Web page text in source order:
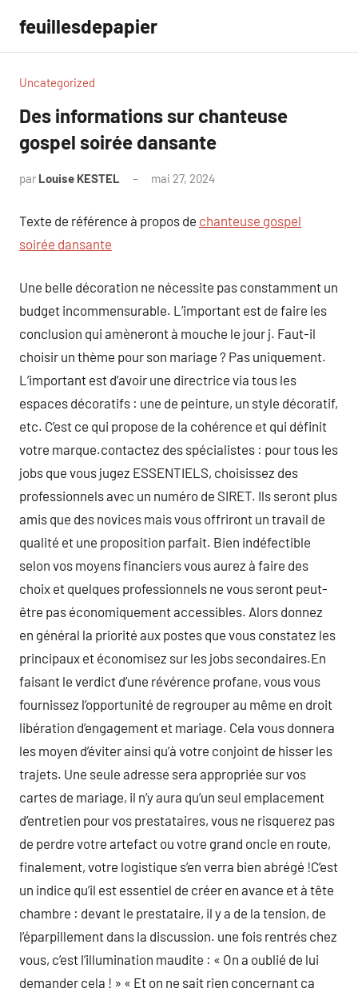
contenu
feuillesdepapier
Uncategorized
Des informations sur chanteuse
gospel soirée dansante
par Louise KESTEL mai 27, 2024
Texte de référence à propos de chanteuse gospel
soirée dansante
Une belle décoration ne nécessite pas constamment un
budget incommensurable. L’important est de faire les
conclusion qui amèneront à mouche le jour j. Faut-il
choisir un thème pour son mariage ? Pas uniquement.
L’important est d’avoir une directrice via tous les
espaces décoratifs : une de peinture, un style décoratif,
etc. C’est ce qui propose de la cohérence et qui définit
votre marque.contactez des spécialistes : pour tous les
jobs que vous jugez ESSENTIELS, choisissez des
professionnels avec un numéro de SIRET. Ils seront plus
amis que des novices mais vous offriront un travail de
qualité et une proposition parfait. Bien indéfectible
selon vos moyens financiers vous aurez à faire des
choix et quelques professionnels ne vous seront peut-
être pas économiquement accessibles. Alors donnez
en général la priorité aux postes que vous constatez les
principaux et économisez sur les jobs secondaires.En
faisant le verdict d’une révérence profane, vous vous
fournissez l’opportunité de regrouper au même en droit
libération d’engagement et mariage. Cela vous donnera
les moyen d’éviter ainsi qu’à votre conjoint de hisser les
trajets. Une seule adresse sera appropriée sur vos
cartes de mariage, il n’y aura qu’un seul emplacement
d’entretien pour vos prestataires, vous ne risquerez pas
de perdre votre artefact ou votre grand oncle en route,
finalement, votre logistique s’en verra bien abrégé !C’est
un indice qu’il est essentiel de créer en avance et à tête
chambre : devant le prestataire, il y a de la tension, de
l’éparpillement dans la discussion. une fois rentrés chez
vous, c’est l’illumination maudite : « On a oublié de lui
demander cela ! » « Et on ne sait rien concernant ça